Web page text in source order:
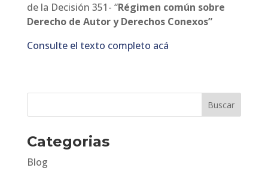
de la Decisión 351- “Régimen común sobre
Derecho de Autor y Derechos Conexos”
Consulte el texto completo acá
Categorias
Blog